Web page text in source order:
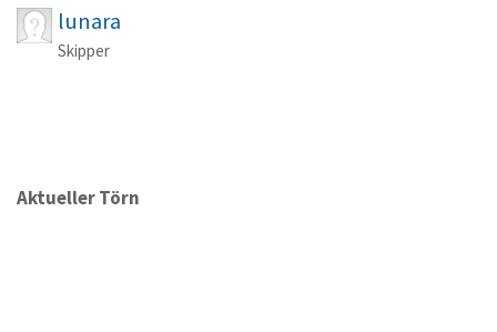
lunara
Skipper
Aktueller Törn